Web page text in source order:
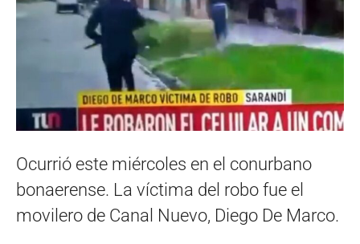
Ocurrió este miércoles en el conurbano
bonaerense. La víctima del robo fue el
movilero de Canal Nuevo, Diego De Marco.